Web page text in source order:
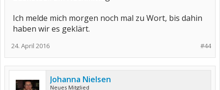
Ich melde mich morgen noch mal zu Wort, bis dahin
haben wir es geklärt.
#44
24. April 2016
Johanna Nielsen
Neues Mitglied